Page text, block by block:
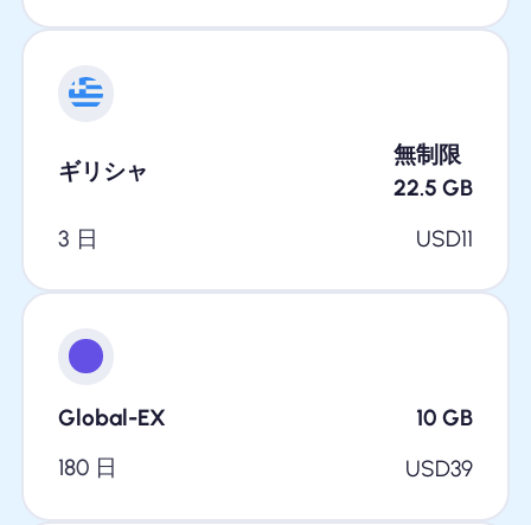
ギリシャ
無制限
22.5 GB
3 日
USD11
Global-EX 10 GB
180 日
USD39